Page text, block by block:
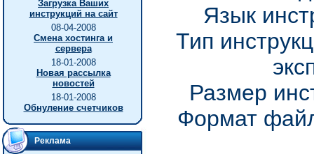
Загрузка Ваших
инструкций на сайт
08-04-2008
Смена хостинга и
сервера
18-01-2008
Новая рассылка
новостей
18-01-2008
Обнуление счетчиков
Реклама
Язык
Тип
Размер
Формат